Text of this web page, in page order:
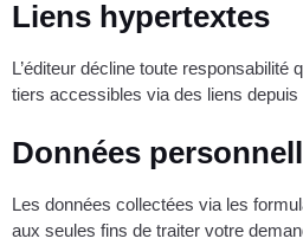
Liens hypertextes
L’éditeur décline toute responsabilité
tiers accessibles via des liens depuis
Données
Les données collectées via les
aux seules fins de traiter votre